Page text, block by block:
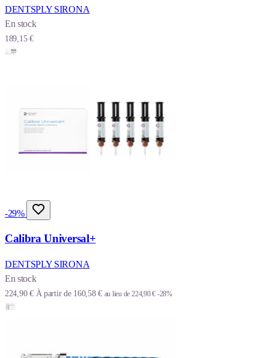
DENTSPLY SIRONA
En stock
189,15 €
-29%
Calibra Universal+
DENTSPLY SIRONA
En stock
224,90 € À partir de 160,58 € au lieu de 224,90 € -28%